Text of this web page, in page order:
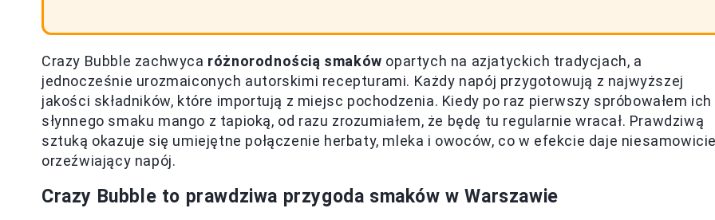
Crazy Bubble zachwyca różnorodnością smaków opartych na azjatyckich tradycjach, a
jednocześnie urozmaiconych autorskimi recepturami. Każdy napój przygotowują z najwyższej
jakości składników, które importują z miejsc pochodzenia. Kiedy po raz pierwszy spróbowałem ich
słynnego smaku mango z tapioką, od razu zrozumiałem, że będę tu regularnie wracał. Prawdziwą
sztuką okazuje się umiejętne połączenie herbaty, mleka i owoców, co w efekcie daje
orzeźwiający napój.
Crazy Bubble to prawdziwa przygoda smaków w Warszawie